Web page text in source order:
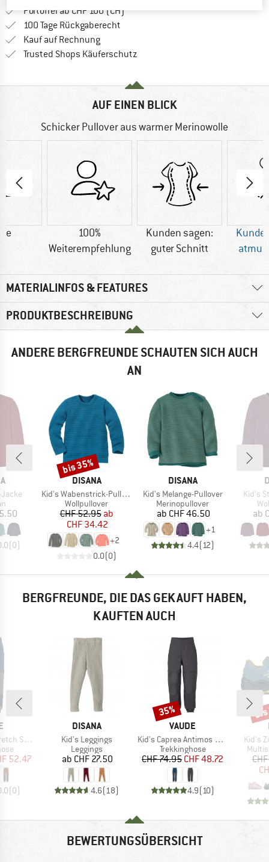
Portofrei ab CHF 100 (CH)
100 Tage Rückgaberecht
Kauf auf RechnungFinde die Zahlungs-Infos hier! Öffnet
Trusted Shops Käuferschutz
AUF EINEN BLICK
Schicker Pullover aus warmer Merinowolle
100%
Weiterempfehlung
Kunden sagen:
guter Schnitt
MATERIALINFOS & FEATURES
PRODUKTBESCHREIBUNG
ANDERE BERGFREUNDE SCHAUTEN SICH AUCH
AN
(0)
MARKE
DISANA
Artikel
Kid's Wabenstrick-Pullover
Produktgruppe
Wollpullover
Preis
CHF 52.95reduzierter Preis
ab
CHF 34.42
+2
0.0(0)
Rabatt
bis 35%
MARKE
DISANA
Artikel
Kid's Melange-Pullover
Produktgruppe
Merinopullover
Preis
ab CHF 46.50
+1
4.4( 12)
Artikel
Kid's
ab
BERGFREUNDE, DIE DAS GEKAUFT HABEN,
KAUFTEN AUCH
Pants
Preis
52.47
(0)
MARKE
DISANA
Artikel
Kid's Leggings
Produktgruppe
Leggings
Preis
ab CHF 27.50
4.6(18)
MARKE
VAUDE
Artikel
Kid's Caprea Antimos Pants
Produktgruppe
Trekkinghose
Preis
CHF 74.95reduzierter Preis
CHF 48.72
4.9(10)
Rabatt
35%
Artikel
Kid's
BEWERTUNGSÜBERSICHT